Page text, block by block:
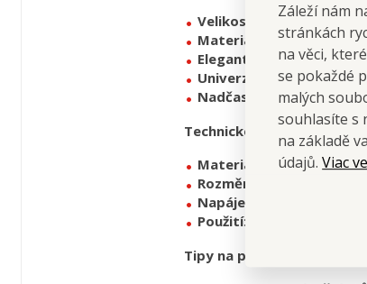
Záleží nám
stránkách
na věci,
se pokaždé
malých
souhlasíte s
na základě
údajů.Viac
Velikost XL:
výška 32 cm,
Materiál:
průhledný plast
Elegantní světelný efekt:
Univerzální použití:
Nadčasový design:
Technické parametry
Materiál:
tvrzený
Rozměry:
Napájení:
Použití:
Tipy na použití